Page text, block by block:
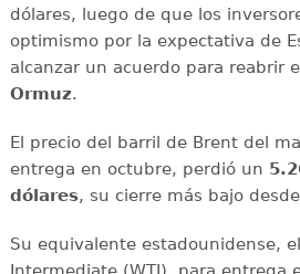
dólares, luego de que los
optimismo por la expectativa de
alcanzar un acuerdo para reabrir
Ormuz.
El precio del barril de Brent del
entrega en octubre, perdió un
dólares, su cierre más bajo
Su equivalente estadounidense,